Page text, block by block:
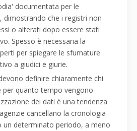
documentata per le
dimostrando che i registri non
o alterati dopo essere stati
Spesso è necessaria la
per spiegare le sfumature
a giudici e giurie.
definire chiaramente chi
per quanto tempo vengono
dei dati è una tendenza
cancellano la cronologia
un determinato periodo, a meno